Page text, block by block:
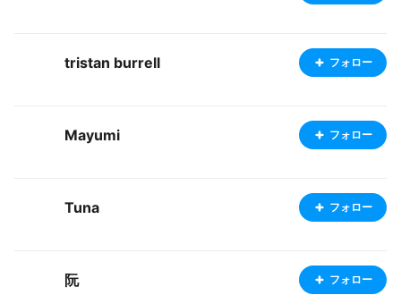
tristan burrell フォロー
Mayumi フォロー
Tuna フォロー
阮 フォロー